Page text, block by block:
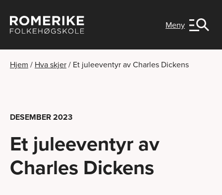
Meny
Hjem / Hva skjer/ Et juleeventyr av Charles Dickens
DESEMBER 2023
Et juleeventyr av
Charles Dickens